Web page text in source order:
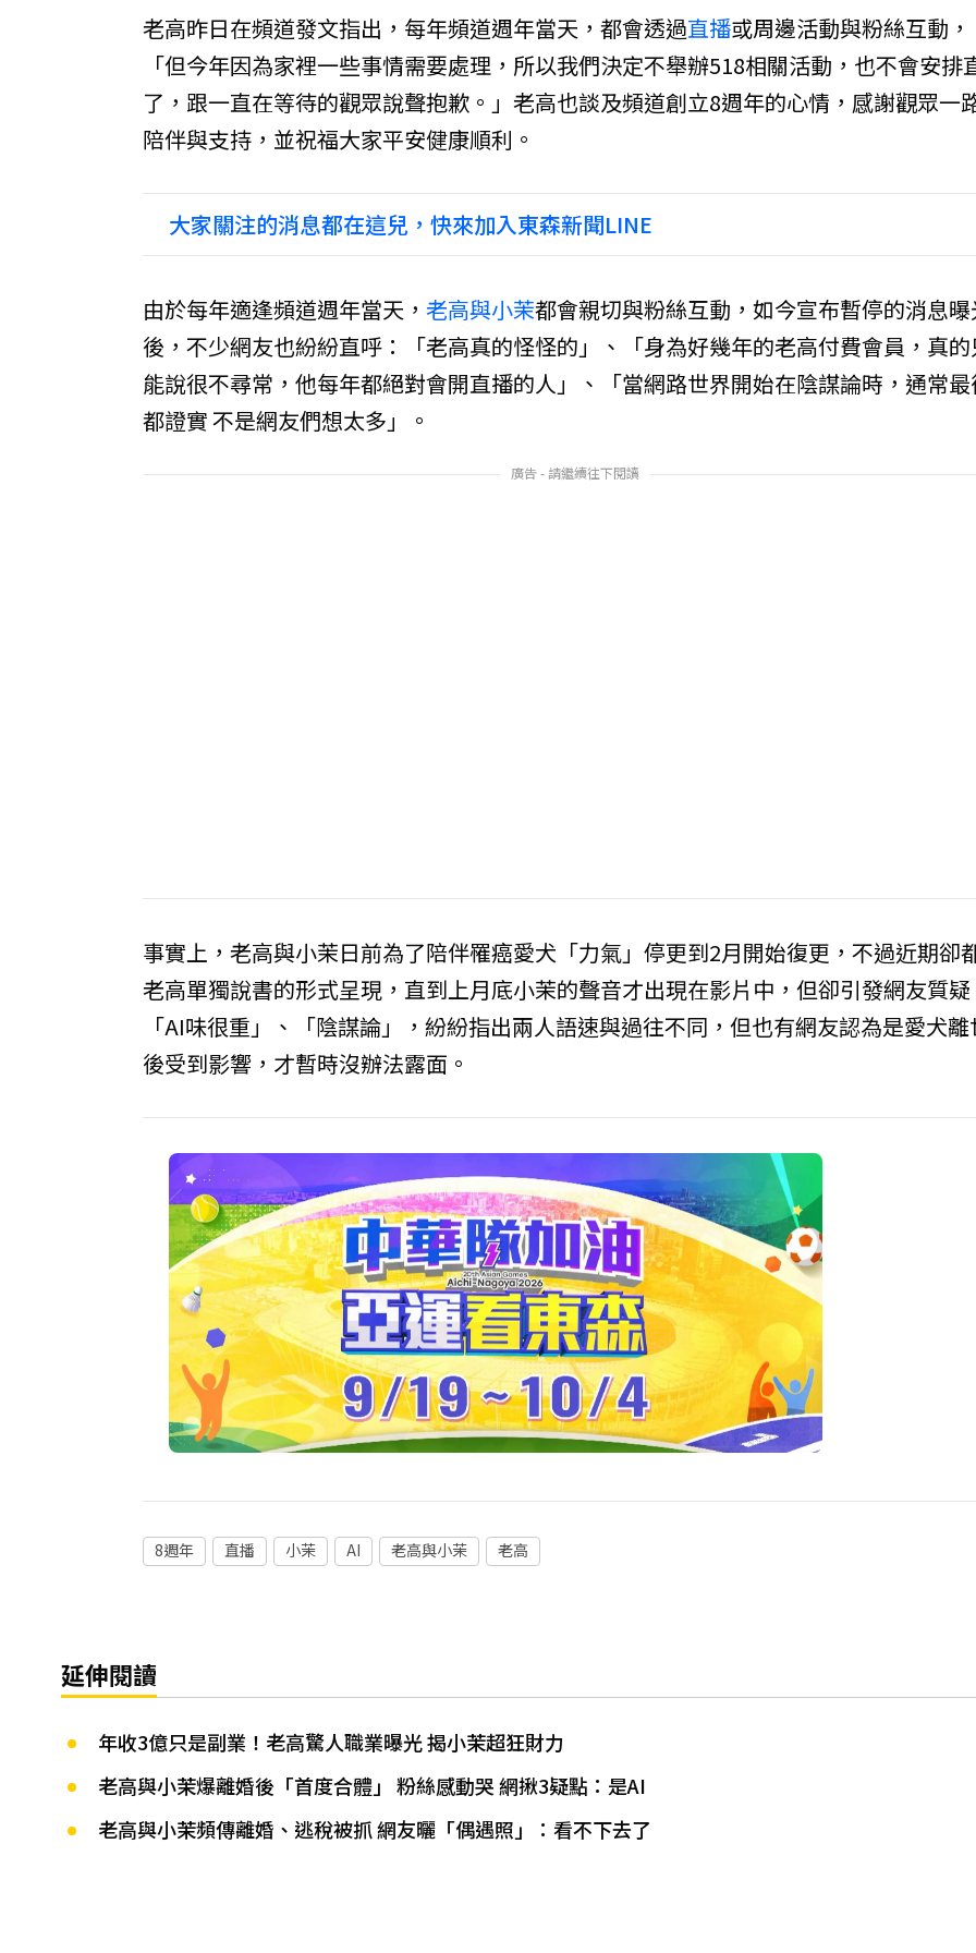
老高昨日在頻道發文指出，每年頻道週年當天，都會透過直播或周邊活動與粉絲互動，
「但今年因為家裡一些事情需要處理，所以我們決定不舉辦518相關活動，也不會安排
了，跟一直在等待的觀眾說聲抱歉。」老高也談及頻道創立8週年的心情，感謝觀眾一
陪伴與支持，並祝福大家平安健康順利。
大家關注的消息都在這兒，快來加入東森新聞LINE
由於每年適逢頻道週年當天， 老高與小茉都會親切與粉絲互動，如今宣布暫停的消息
後，不少網友也紛紛直呼：「老高真的怪怪的」、「身為好幾年的老高付費會員，真
能說很不尋常，他每年都絕對會開直播的人」、「當網路世界開始在陰謀論時，通常
都證實 不是網友們想太多」。
廣告 - 請繼續往下閱讀
事實上，老高與小茉日前為了陪伴罹癌愛犬「力氣」停更到2月開始復更，不過近期卻
老高單獨說書的形式呈現，直到上月底小茉的聲音才出現在影片中，但卻引發網友質疑
「AI味很重」、「陰謀論」，紛紛指出兩人語速與過往不同，但也有網友認為是愛犬離
後受到影響，才暫時沒辦法露面。
8週年 直播 小茉 AI 老高與小茉 老高
延伸閱讀
年收3億只是副業！老高驚人職業曝光 揭小茉超狂財力
老高與小茉爆離婚後「首度合體」 粉絲感動哭 網揪3疑點：是AI
老高與小茉頻傳離婚、逃稅被抓 網友曬「偶遇照」：看不下去了